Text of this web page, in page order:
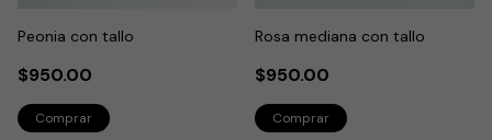
Peonia con tallo
$950.00
Rosa mediana con tallo
$950.00